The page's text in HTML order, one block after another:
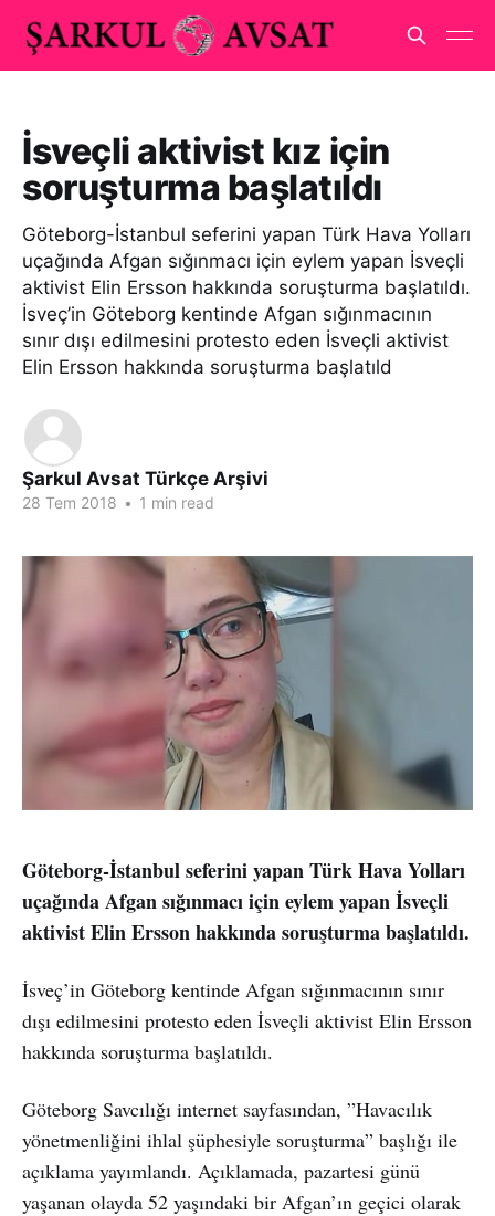
İsveçli aktivist kız için
soruşturma başlatıldı
Göteborg-İstanbul seferini yapan Türk Hava Yolları
uçağında Afgan sığınmacı için eylem yapan İsveçli
aktivist Elin Ersson hakkında soruşturma başlatıldı.
İsveç’in Göteborg kentinde Afgan sığınmacının
sınır dışı edilmesini protesto eden İsveçli aktivist
Elin Ersson hakkında soruşturma başlatıld
Şarkul Avsat Türkçe Arşivi
28 Tem 2018 • 1 min read
Göteborg-İstanbul seferini yapan Türk Hava Yolları
uçağında Afgan sığınmacı için eylem yapan İsveçli
aktivist Elin Ersson hakkında soruşturma başlatıldı.
İsveç’in Göteborg kentinde Afgan sığınmacının sınır
dışı edilmesini protesto eden İsveçli aktivist Elin Ersson
hakkında soruşturma başlatıldı.
Göteborg Savcılığı internet sayfasından, ”Havacılık
yönetmenliğini ihlal şüphesiyle soruşturma” başlığı ile
açıklama yayımlandı. Açıklamada, pazartesi günü
yaşanan olayda 52 yaşındaki bir Afgan’ın geçici olarak